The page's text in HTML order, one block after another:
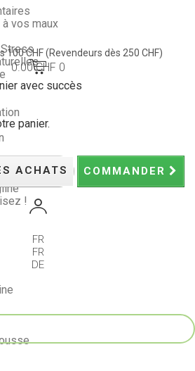
100 CHF(Revendeurs dès 250 CHF)
0.00 CHF 0
avec succès
panier.
ACHATS COMMANDER
FR
FR
DE
vos maux
!